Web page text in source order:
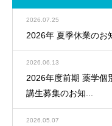
2026.07.25
2026年 夏季休業のお
2026.06.13
2026年度前期 薬学個
講生募集のお知...
2026.05.07